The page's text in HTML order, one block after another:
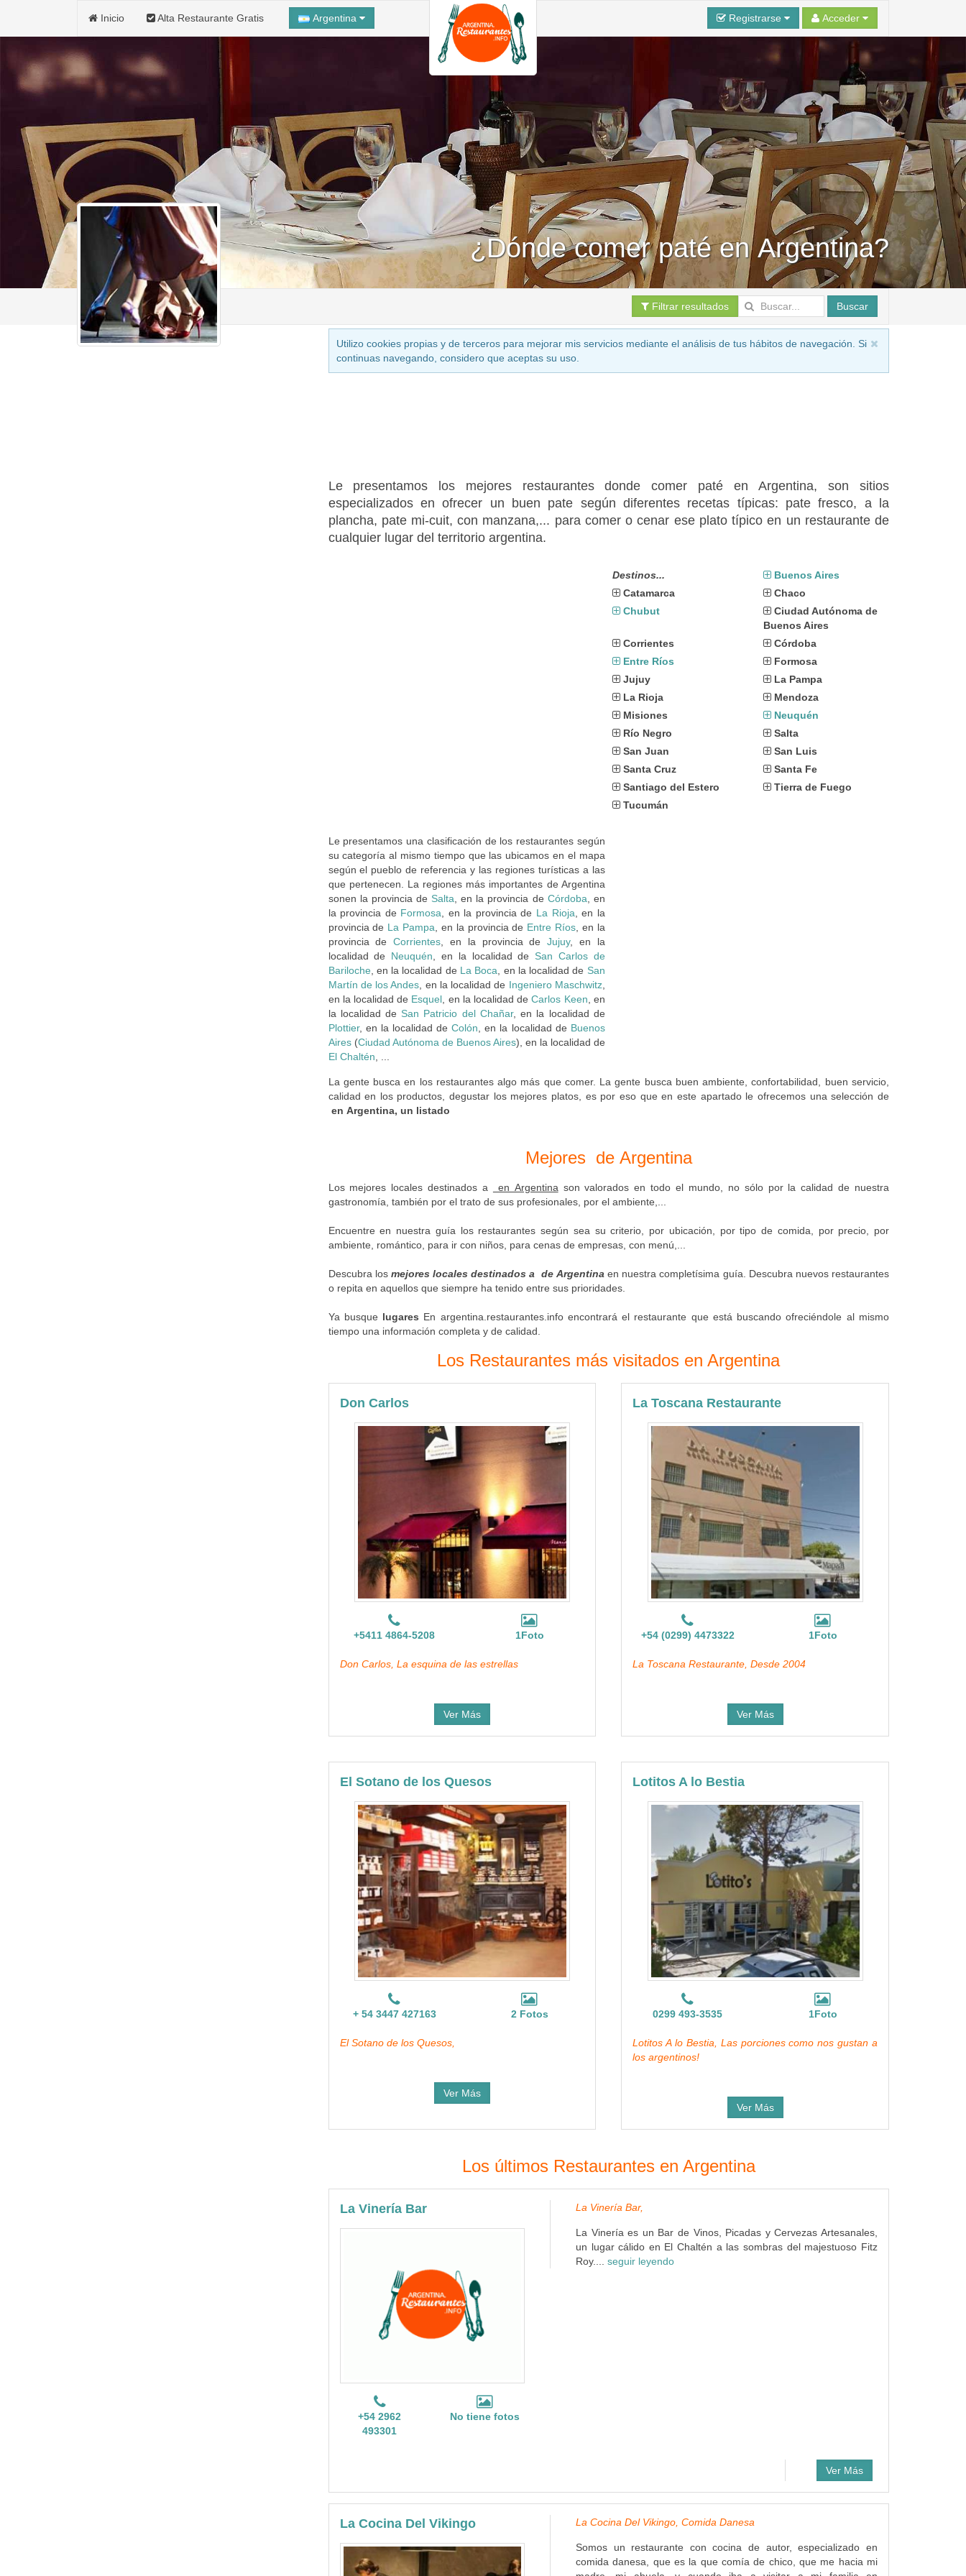
Inicio Alta Restaurante Gratis Argentina Registrarse Acceder
¿Dónde comer paté en Argentina?
Filtrar resultados Buscar
Utilizo cookies propias y de terceros para mejorar mis servicios mediante el análisis de tus hábitos de navegación. Si
continuas navegando, considero que aceptas su uso.
Le presentamos los mejores restaurantes donde comer paté en Argentina, son sitios
especializados en ofrecer un buen pate según diferentes recetas típicas: pate fresco, a la
plancha, pate mi-cuit, con manzana,... para comer o cenar ese plato típico en un restaurante de
cualquier lugar del territorio argentina.
Destinos...
Buenos Aires
Catamarca
Chaco
Chubut
Ciudad Autónoma de
Buenos Aires
Corrientes
Córdoba
Entre Ríos
Formosa
Jujuy
La Pampa
La Rioja
Mendoza
Misiones
Neuquén
Río Negro
Salta
San Juan
San Luis
Santa Cruz
Santa Fe
Santiago del Estero
Tierra de Fuego
Tucumán
Le presentamos una clasificación de los restaurantes según
su categoría al mismo tiempo que las ubicamos en el mapa
según el pueblo de referencia y las regiones turísticas a las
que pertenecen. La regiones más importantes de Argentina
sonen la provincia de Salta , en la provincia de Córdoba , en
la provincia de Formosa , en la provincia de La Rioja , en la
provincia de La Pampa , en la provincia de Entre Ríos , en la
provincia deCorrientes , en la provincia deJujuy, en la
localidad de Neuquén , en la localidad de San Carlos de
Bariloche, en la localidad de La Boca , en la localidad de San
Martín de los Andes , en la localidad de Ingeniero Maschwitz,
en la localidad de Esquel , en la localidad deCarlos Keen , en
la localidad de San Patricio del Chañar, en la localidad de
Plottier, en la localidad deColón , en la localidad de Buenos
Aires(Ciudad Autónoma de Buenos Aires), en la localidad de
El Chaltén
La gente busca en los restaurantes algo más que comer. La gente busca buen ambiente, confortabilidad, buen servicio,
calidad en los productos, degustar los mejores platos, es por eso que en este apartado le ofrecemos una selección de
en Argentina, un listado
Mejores de Argentina
Los mejores locales destinados a en Argentina son valorados en todo el mundo, no sólo por la calidad de nuestra
gastronomía, también por el trato de sus profesionales, por el ambiente,...
Encuentre en nuestra guía los restaurantes según sea su criterio, por ubicación, por tipo de comida, por precio, por
ambiente, romántico, para ir con niños, para cenas de empresas, con menú,...
Descubra los mejores locales destinados a de Argentina en nuestra completísima guía. Descubra nuevos restaurantes
o repita en aquellos que siempre ha tenido entre sus prioridades.
Ya busque lugares En argentina.restaurantes.info encontrará el restaurante que está buscando ofreciéndole al mismo
tiempo una información completa y de calidad.
Los Restaurantes más visitados en Argentina
Don Carlos
+5411 4864-5208 1Foto
Don Carlos, La esquina de las estrellas
Ver Más
La Toscana Restaurante
+54 (0299) 4473322 1Foto
La Toscana Restaurante, Desde 2004
Ver Más
El Sotano de los Quesos
+ 54 3447 427163 2 Fotos
El Sotano de los Quesos,
Ver Más
Lotitos A lo Bestia
0299 493-3535 1Foto
Lotitos A lo Bestia, Las porciones como nos gustan a
los argentinos!
Ver Más
Los últimos Restaurantes en Argentina
La Vinería Bar
+54 2962
493301
No tiene fotos
La Vinería Bar,
La Vinería es un Bar de Vinos, Picadas y Cervezas Artesanales,
un lugar cálido en El Chaltén a las sombras del majestuoso Fitz
Roy.... seguir leyendo
Ver Más
La Cocina Del Vikingo La Cocina Del Vikingo, Comida Danesa
Somos un restaurante con cocina de autor, especializado en
comida danesa, que es la que comía de chico, que me hacia mi